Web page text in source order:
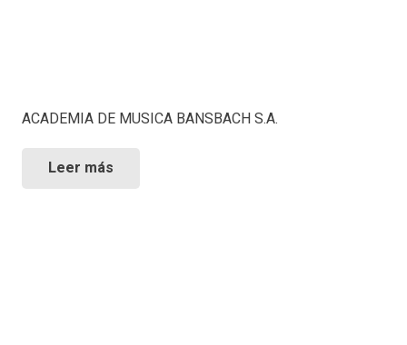
ACADEMIA DE MUSICA BANSBACH S.A.
Leer más